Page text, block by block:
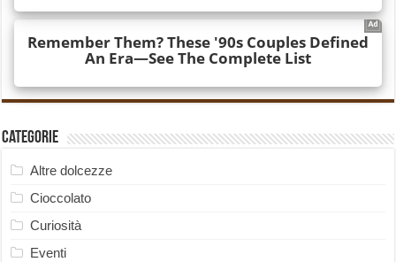
Categorie
Altre dolcezze
Cioccolato
Curiosità
Eventi